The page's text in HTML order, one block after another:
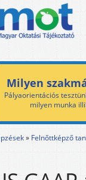
Milyen
Pályaorientációs
milyen munka
» Felnőttképző